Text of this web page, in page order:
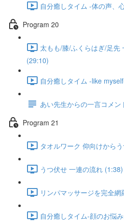
自分癒しタイム -体の声、
Program 20
太もも/膝/ふくらはぎ/足先
(29:10)
自分癒しタイム -like
あい先生からの一言コメン
Program 21
タオルワーク 仰向けから
うつ伏せ 一連の流れ (1:38)
リンパマッサージを完全
自分癒しタイム-顔のお悩